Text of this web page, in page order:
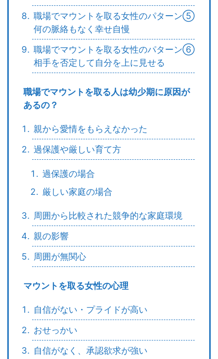
職場でマウントを取る女性のパターン⑤
何の脈絡もなく幸せ自慢
職場でマウントを取る女性のパターン⑥
相手を否定して自分を上に見せる
職場でマウントを取る人は幼少期に原因が
あるの？
親から愛情をもらえなかった
過保護や厳しい育て方
過保護の場合
厳しい家庭の場合
周囲から比較された競争的な家庭環境
親の影響
周囲が無関心
マウントを取る女性の心理
自信がない・プライドが高い
おせっかい
自信がなく、承認欲求が強い